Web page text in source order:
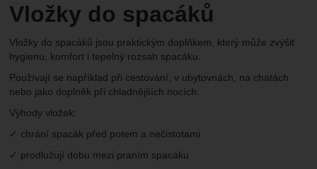
Vložky do spacáků
Vložky do spacáků jsou praktickým doplňkem, který může zvýšit
hygienu, komfort i tepelný rozsah spacáku.
Používají se například při cestování, v ubytovnách, na chatách
nebo jako doplněk při chladnějších nocích.
Výhody vložek:
✓ chrání spacák před potem a nečistotami
✓ prodlužují dobu mezi praním spacáku